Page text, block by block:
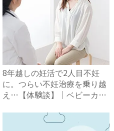
8年越しの妊活で2人目不妊
に。つらい不妊治療を乗り越
え…【体験談】｜ベビーカレ